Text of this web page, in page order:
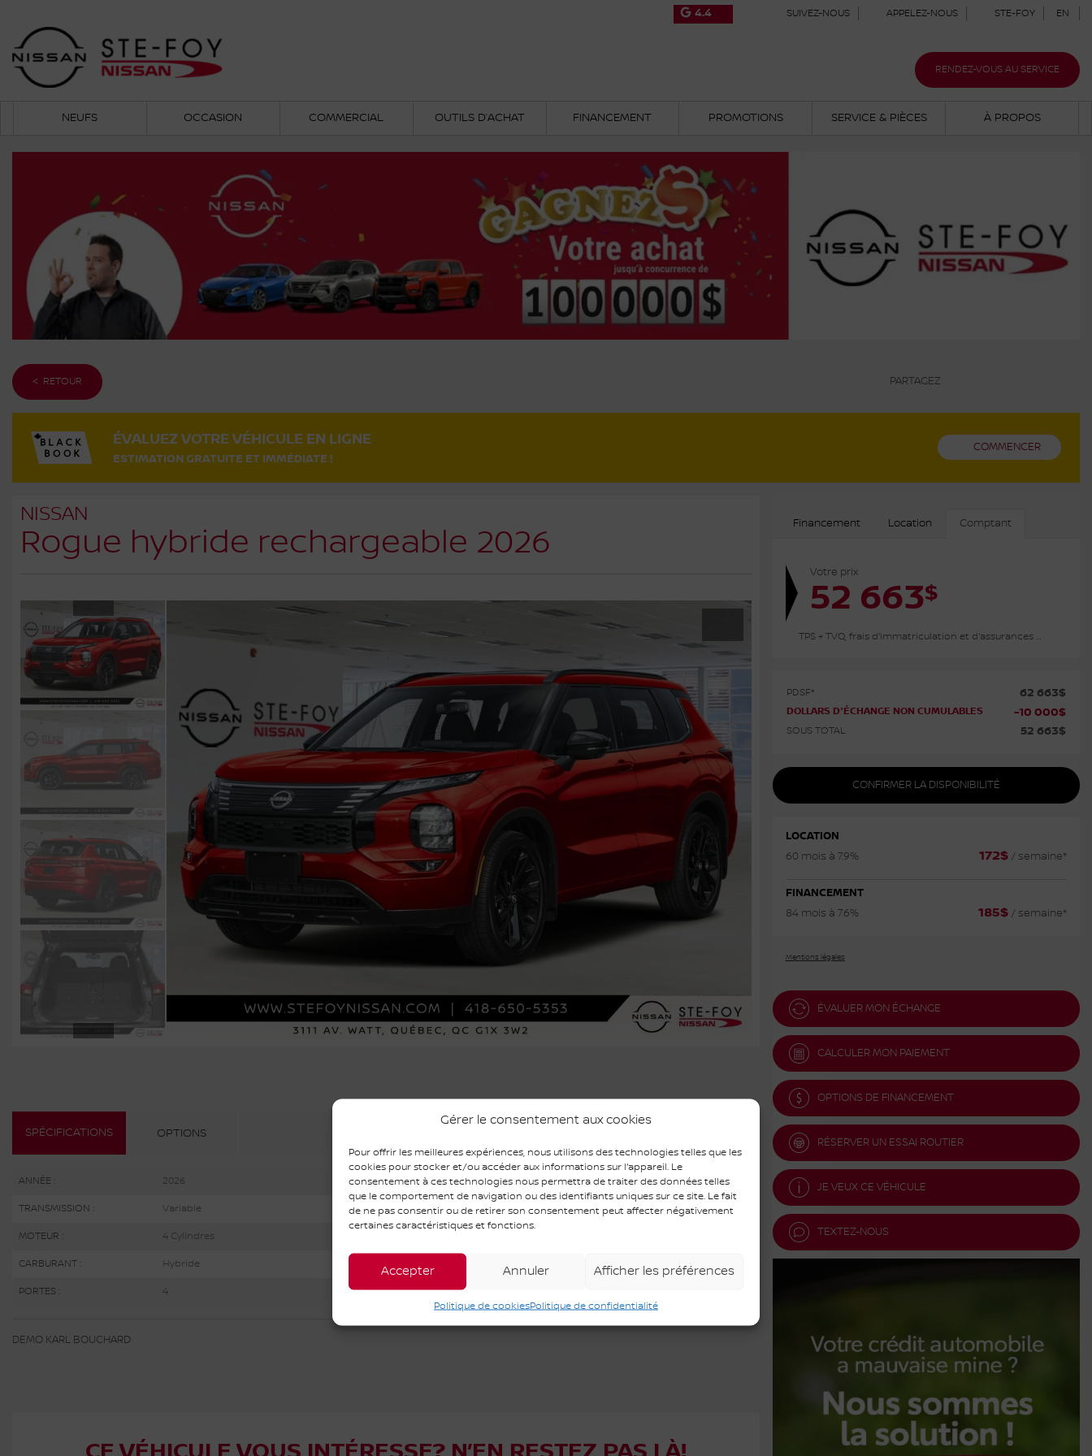
Gérer le consentement aux cookies
Pour offrir les meilleures expériences, nous utilisons des technologies telles que les
cookies pour stocker et/ou accéder aux informations sur l'appareil. Le
consentement à ces technologies nous permettra de traiter des données telles
que le comportement de navigation ou des identifiants uniques sur ce site. Le fait
de ne pas consentir ou de retirer son consentement peut affecter négativement
certaines caractéristiques et fonctions.
Accepter Annuler Afficher les préférences
Politique de cookiesPolitique de confidentialité
4.4 SUIVEZ-NOUS APPELEZ-NOUS STE-FOY EN
RENDEZ-VOUS AU SERVICE
NEUFS OCCASION COMMERCIAL OUTILS D’ACHAT FINANCEMENT PROMOTIONS SERVICE & PIÈCES À PROPOS
< RETOUR PARTAGEZ
ÉVALUEZ VOTRE VÉHICULE EN LIGNE
ESTIMATION GRATUITE ET IMMÉDIATE !
COMMENCER
NISSAN
Rogue hybride rechargeable 2026
SPÉCIFICATIONS OPTIONS
ANNÉE : 2026 ODOMÈTRE: 10 km
TRANSMISSION : Variable MOTRICITÉ : Traction intégrale
MOTEUR : 4 Cylindres
CARBURANT : Hybride COULEUR EXTÉRIEUR : Rouge royal (NCT)
PORTES : 4 NUMÉRO DE STOCK :
DEMO KARL BOUCHARD
Financement Location Comptant
Votre prix
52 663$
TPS + TVQ, frais d'immatriculation et d'assurances non inclus.
PDSF* 62 663$
DOLLARS D'ÉCHANGE NON CUMULABLES -10 000$
SOUS TOTAL 52 663$
CONFIRMER LA DISPONIBILITÉ
LOCATION
60 mois à 7.9%
172$ / semaine*
FINANCEMENT
84 mois à 7.6%
185$ / semaine*
Mentions légales
ÉVALUER MON ÉCHANGE
CALCULER MON PAIEMENT
OPTIONS DE FINANCEMENT
RÉSERVER UN ESSAI ROUTIER
JE VEUX CE VÉHICULE
TEXTEZ-NOUS